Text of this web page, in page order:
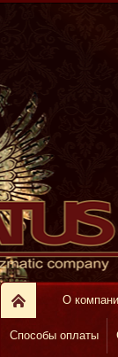
О
Способы оплаты